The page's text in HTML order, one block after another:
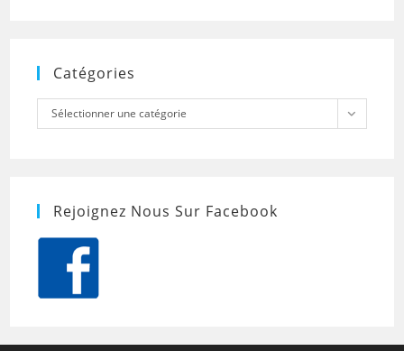
Catégories
Catégories
Sélectionner une catégorie
Rejoignez Nous Sur Facebook